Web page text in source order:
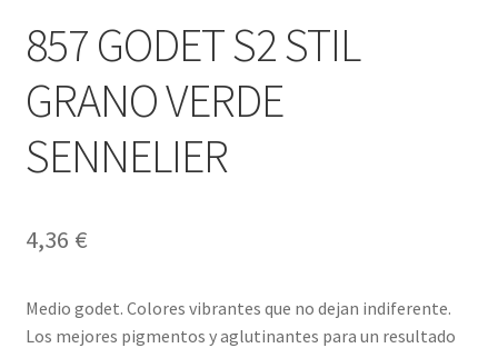
857 GODET S2 STIL
GRANO VERDE
SENNELIER
4,36 €
Medio godet. Colores vibrantes que no dejan indiferente.
Los mejores pigmentos y aglutinantes para un resultado